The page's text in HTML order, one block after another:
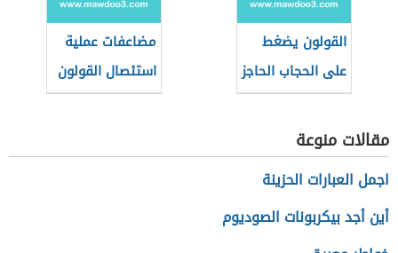
القولون يضغط
على الحجاب الحاجز
مضاعفات عملية
استئصال القولون
مقالات منوعة
اجمل العبارات الحزينة
أين أجد بيكربونات الصوديوم